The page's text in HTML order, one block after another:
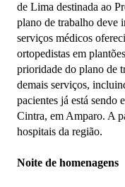
de Lima destinada ao
plano de trabalho deve
serviços médicos
ortopedistas em
prioridade do plano de
demais serviços,
pacientes já está sendo
Cintra, em Amparo. A
hospitais da região.
Noite de homenagens